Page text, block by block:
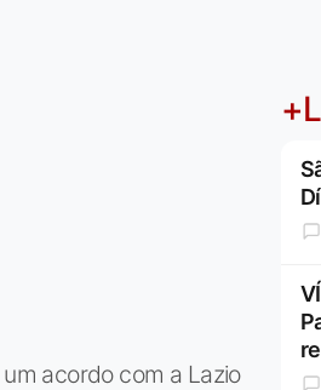
acordo com a Lazio